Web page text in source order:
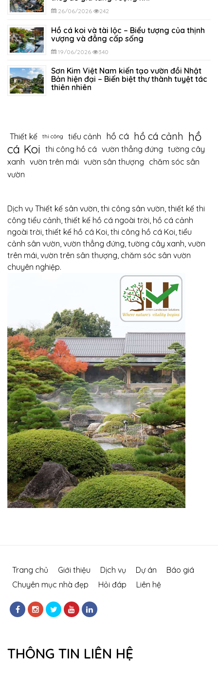
26/06/2026 242
Hồ cá koi và tài lộc – Biểu tượng của thịnh
vượng và đẳng cấp sống
19/06/2026 340
Sơn Kim Việt Nam kiến tạo vườn đồi Nhật
Bản hiện đại – Biến biệt thự thành tuyệt tác
thiên nhiên
Thiết kế thi công tiểu cảnh hồ cá hồ cá cảnh hồ
cá Koi thi công hồ cá vườn thẳng đứng tường cây
xanh vườn trên mái vườn sân thượng chăm sóc sân
vườn
Dịch vụ Thiết kế sân vườn, thi công sân vườn, thiết kế thi
công tiểu cảnh, thiết kế hồ cá ngoài trời, hồ cá cảnh
ngoài trời, thiết kế hồ cá Koi, thi công hồ cá Koi, tiểu
cảnh sân vườn, vườn thẳng đứng, tường cây xanh, vườn
trên mái, vườn trên sân thượng, chăm sóc sân vườn
chuyên nghiệp.
Trang chủ Giới thiệu Dịch vụ Dự án
Báo giá
Chuyên mục nhà đẹp
Hỏi đáp Liên hệ
THÔNG TIN LIÊN HỆ